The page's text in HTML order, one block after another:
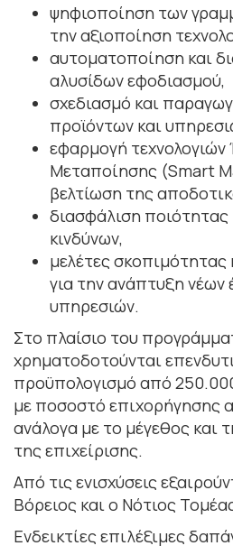
ψηφιοποίηση των
την αξιοποίηση
αυτοματοποίηση και
αλυσίδων εφοδιασμού,
σχεδιασμό και
προϊόντων και
εφαρμογή
Μεταποίησης (Smart
βελτίωση της
διασφάλιση ποιότητας
κινδύνων,
μελέτες
για την ανάπτυξη
υπηρεσιών.
Στο πλαίσιο του
χρηματοδοτούνται
προϋπολογισμό από
με ποσοστό επιχορήγησης
ανάλογα με το μέγεθος και
της επιχείρισης.
Από τις ενισχύσεις
Βόρειος και ο Νότιος
Ενδεικτίες επιλέξιμες